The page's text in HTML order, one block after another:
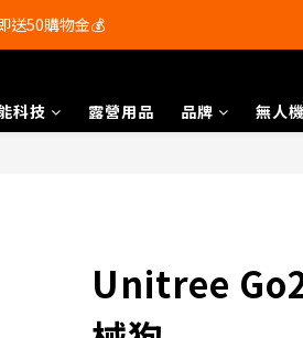
即享免運費🚚
送50購物金💰
科技 露營用品 品牌 無人
Unitree